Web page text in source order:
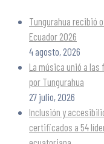
Tungurahua recibió
Ecuador 2026
4 agosto, 2026
La música unió a las
por Tungurahua
27 julio, 2026
Inclusión y
certificados a 54